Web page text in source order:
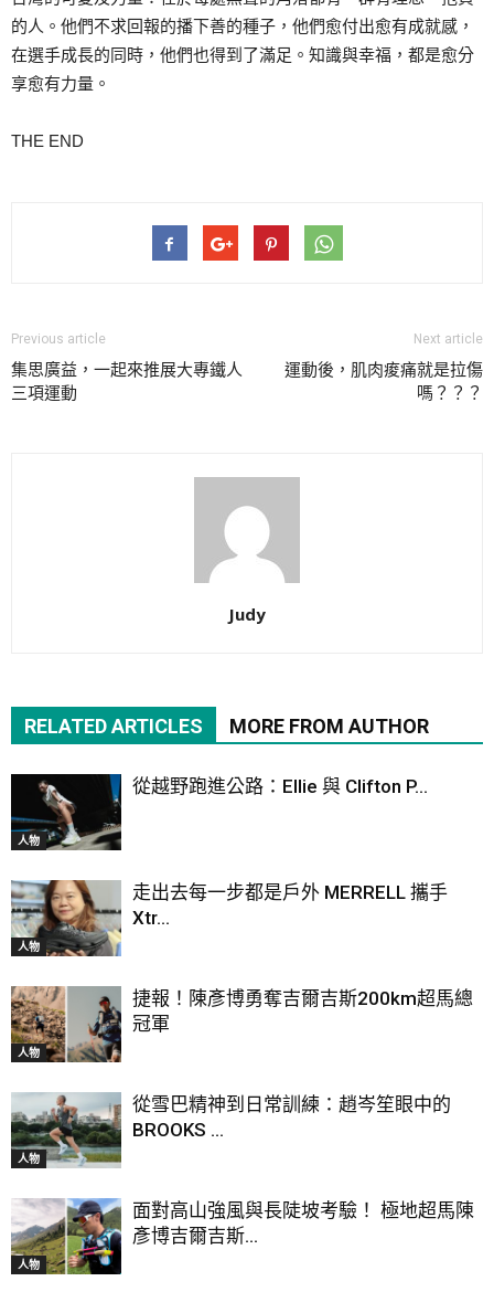
的人。他們不求回報的播下善的種子，他們愈付出愈有成就感，
在選手成長的同時，他們也得到了滿足。知識與幸福，都是愈分
享愈有力量。
THE END
Previous article
集思廣益，一起來推展大專鐵人
三項運動
Next article
運動後，肌肉痠痛就是拉傷
嗎？？？
Judy
RELATED ARTICLES MORE FROM AUTHOR
人物
從越野跑進公路：Ellie 與 Clifton P...
人物
走出去每一步都是戶外 MERRELL 攜手
Xtr...
人物
捷報！陳彥博勇奪吉爾吉斯200km超馬總
冠軍
人物
從雪巴精神到日常訓練：趙岑笙眼中的
BROOKS ...
人物
面對高山強風與長陡坡考驗！ 極地超馬陳
彥博吉爾吉斯...